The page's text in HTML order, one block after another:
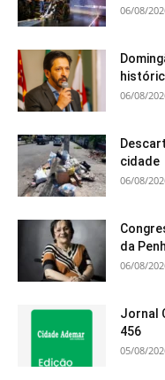
06/08/
06/08/
cidade
06/08/
da
06/08/
Jornal
456
05/08/